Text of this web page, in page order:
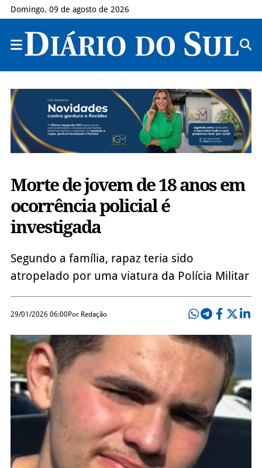
Domingo, 09 de agosto de 2026
Morte de jovem de 18 anos em
ocorrência policial é
investigada
Segundo a família, rapaz teria sido
atropelado por uma viatura da Polícia Militar
29/01/2026 06:00Por Redação